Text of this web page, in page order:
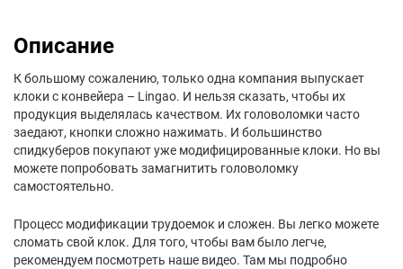
Описание
К большому сожалению, только одна компания выпускает
клоки с конвейера – Lingao. И нельзя сказать, чтобы их
продукция выделялась качеством. Их головоломки часто
заедают, кнопки сложно нажимать. И большинство
спидкуберов покупают уже модифицированные клоки. Но вы
можете попробовать замагнитить головоломку
самостоятельно.
Процесс модификации трудоемок и сложен. Вы легко можете
сломать свой клок. Для того, чтобы вам было легче,
рекомендуем посмотреть наше видео. Там мы подробно